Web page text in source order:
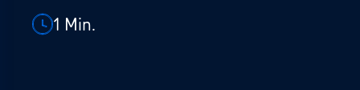
1 Min.